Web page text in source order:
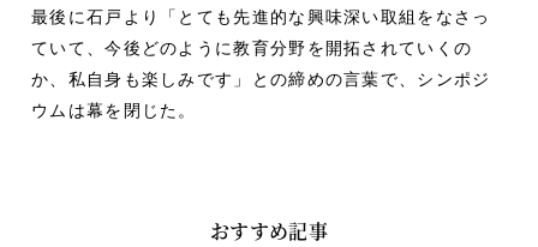
最後に石戸より「とても先進的な興味深い取組をなさっ
ていて、今後どのように教育分野を開拓されていくの
か、私自身も楽しみです」との締めの言葉で、シンポジ
ウムは幕を閉じた。
おすすめ記事